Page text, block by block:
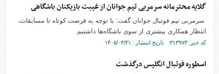
گلایه محترمانه سرمربی تیم جوانان از غیبت بازیکنان باشگاهی
سرمربی تیم فوتبال جوانان گفت: با توجه به فرصت کوتاه تا مسابقات،
انتظار همکاری بیشتری از سوی باشگاه‌ها داشتیم.
کد خبر: ۳۱۳۹۷۳ تاریخ انتشار : ۱۴۰۵/۰۴/۳۱
اسطوره فوتبال انگلیس درگذشت